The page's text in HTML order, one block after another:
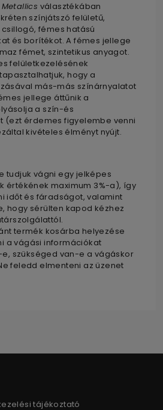
választékában
színjátszó felületű,
fémes hatású
és borítékot. A fémes jellege
fémet, szintetikus anyagot.
felületkezelésének
hogy a
más-más színárnyalatot
jellege áttűnik a
a szín-és
(ezt érdemes figyelembe venni
kivételes élményt nyújt.
tudjuk vágni egy jelképes
értékének maximum 3%-a), így
időt és fáradságot, valamint
hogy sérülten kapod kézhez
termék kosárba helyezése
a vágási információkat
szükséged van-e a vágáskor
feledd elmenteni az üzenet
tájékoztató